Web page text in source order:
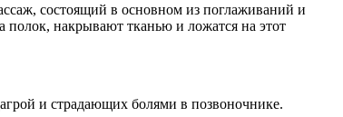
состоящий в основном из поглаживаний и
полок, накрывают тканью и ложатся на этот
и страдающих болями в позвоночнике.